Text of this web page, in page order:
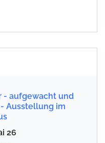
- aufgewacht und
Ausstellung im
26